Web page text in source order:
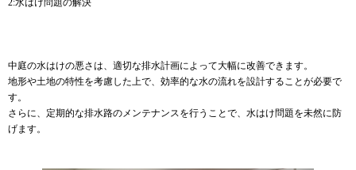
2:水はけ問題の解決
中庭の水はけの悪さは、適切な排水計画によって大幅に改善できます。
地形や土地の特性を考慮した上で、効率的な水の流れを設計することが必要で
す。
さらに、定期的な排水路のメンテナンスを行うことで、水はけ問題を未然に防
げます。